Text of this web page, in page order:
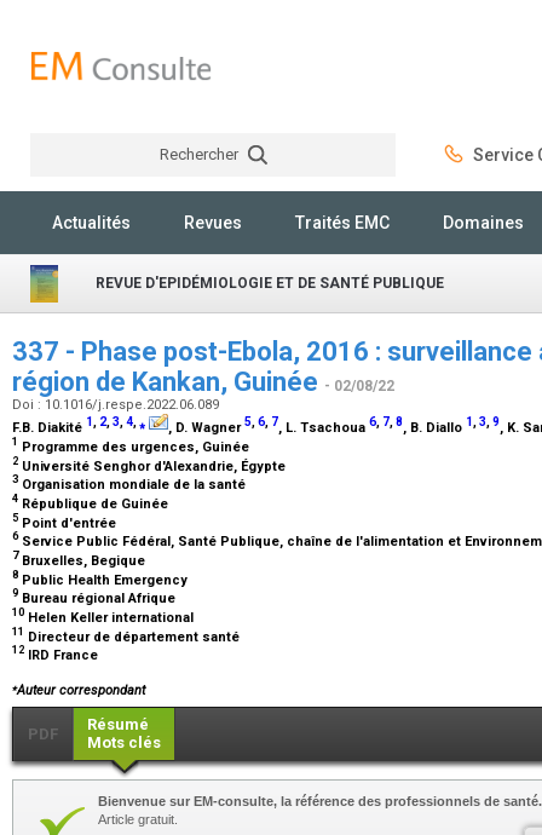
Rechercher Service
Actualités Revues Traités EMC Domaines
REVUE D'EPIDÉMIOLOGIE ET DE SANTÉ PUBLIQUE
337 - Phase post-Ebola, 2016 :
région de Kankan, Guinée - 02/08/22
Doi : 10.1016/j.respe.2022.06.089
F.B. Diakité 1, 2,3,4,⁎ , D. Wagner5,6, 7, L. Tsachoua 6, 7,8, B. Diallo 1,3,9, K.
1 Programme des urgences, Guinée
2 Université Senghor d'Alexandrie, Égypte
3 Organisation mondiale de la santé
4 République de Guinée
5 Point d'entrée
6Service Public Fédéral, Santé Publique, chaîne de l'alimentation et
7 Bruxelles, Begique
8 Public Health Emergency
9 Bureau régional Afrique
10 Helen Keller international
11 Directeur de département santé
12 IRD France
⁎Auteur correspondant
PDF
Résumé
Mots clés
Bienvenue sur EM-consulte, la référence des professionnels de santé.
Article gratuit.